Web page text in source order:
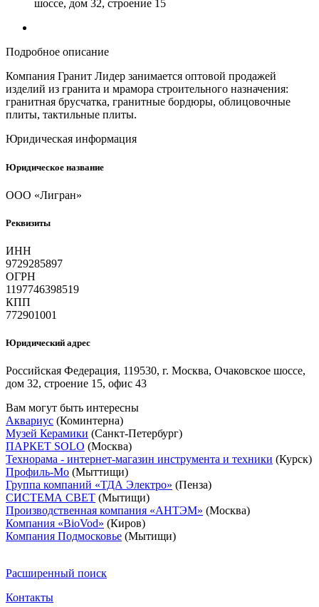
шоссе, дом 32, строение 15
Подробное описание
Компания Гранит Лидер занимается оптовой продажей
изделий из гранита и мрамора строительного назначения:
гранитная брусчатка, гранитные бордюры, облицовочные
плиты, тактильные плиты.
Юридическая информация
Юридическое название
ООО «Лигран»
Реквизиты
ИНН
9729285897
ОГРН
1197746398519
КПП
772901001
Юридический адрес
Российская Федерация, 119530, г. Москва, Очаковское шоссе,
дом 32, строение 15, офис 43
Вам могут быть интересны
Аквариус (Коминтерна)
Музей Керамики (Санкт-Петербург)
ПАРКЕТ SOLO (Москва)
Технорама - интернет-магазин инструмента и техники (Курск)
Профиль-Мо (Мыттищи)
Группа компаний «ТДА Электро» (Пенза)
СИСТЕМА СВЕТ (Мытищи)
Производственная компания «АНТЭМ» (Москва)
Компания «BioVod» (Киров)
Компания Подмосковье (Мытищи)
Расширенный поиск
Контакты